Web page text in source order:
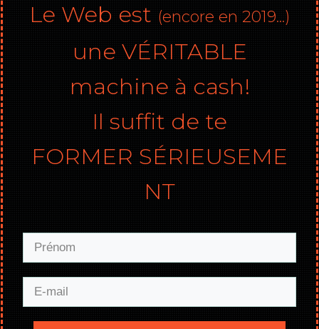
Le Web est (encore en 2019...)
une VÉRITABLE
machine à cash!
Il suffit de te
FORMER SÉRIEUSEME
NT